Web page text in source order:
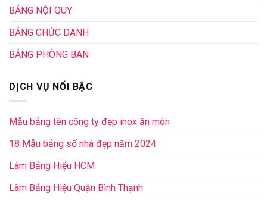
BẢNG NỘI QUY
BẢNG CHỨC DANH
BẢNG PHÒNG BAN
DỊCH VỤ NỔI BẬC
Mẫu bảng tên công ty đẹp inox ăn mòn
18 Mẫu bảng số nhà đẹp năm 2024
Làm Bảng Hiệu HCM
Làm Bảng Hiệu Quận Bình Thạnh